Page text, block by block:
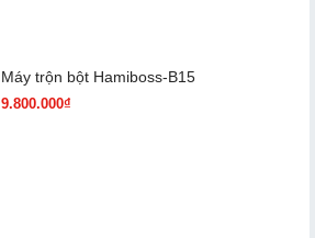
Máy trộn bột Hamiboss-B15
9.800.000₫